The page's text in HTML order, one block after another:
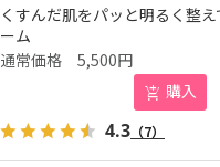
くすんだ肌をパッと明るく整
ーム
5,500円
購入
4.3 （7）